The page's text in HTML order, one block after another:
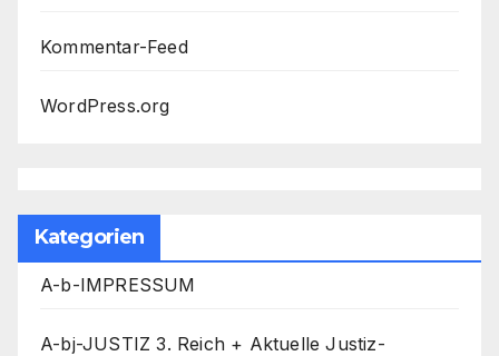
Kommentar-Feed
WordPress.org
Kategorien
A-b-IMPRESSUM
A-bj-JUSTIZ 3. Reich + Aktuelle Justiz-